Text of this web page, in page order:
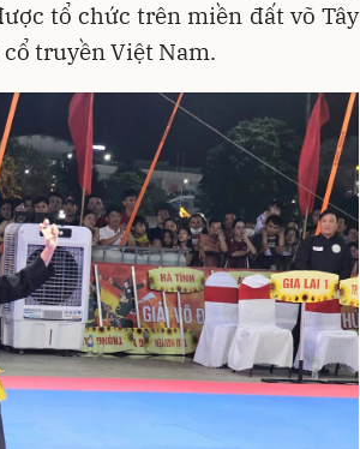
tổ chức trên miền đất võ Tây
truyền Việt Nam.